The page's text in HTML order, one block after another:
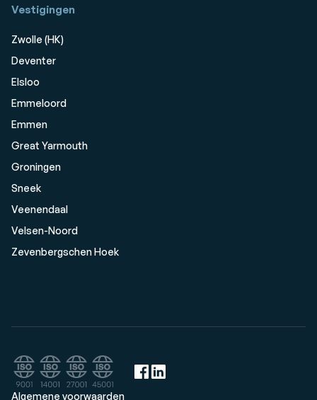
Vestigingen
Zwolle (HK)
Deventer
Elsloo
Emmeloord
Emmen
Great Yarmouth
Groningen
Sneek
Veenendaal
Velsen-Noord
Zevenbergschen Hoek
Algemene voorwaarden